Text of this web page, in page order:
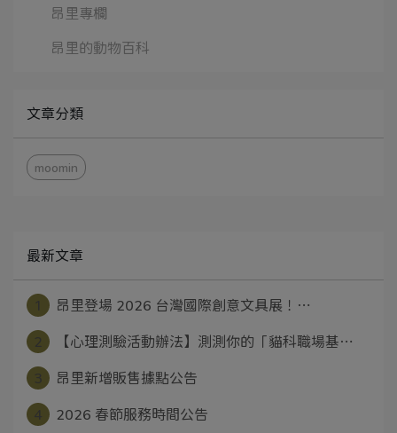
昂里專欄
昂里的動物百科
文章分類
moomin
最新文章
昂里登場 2026 台灣國際創意文具展！⋯
【心理測驗活動辦法】測測你的「貓科職場基⋯
昂里新增販售據點公告
2026 春節服務時間公告